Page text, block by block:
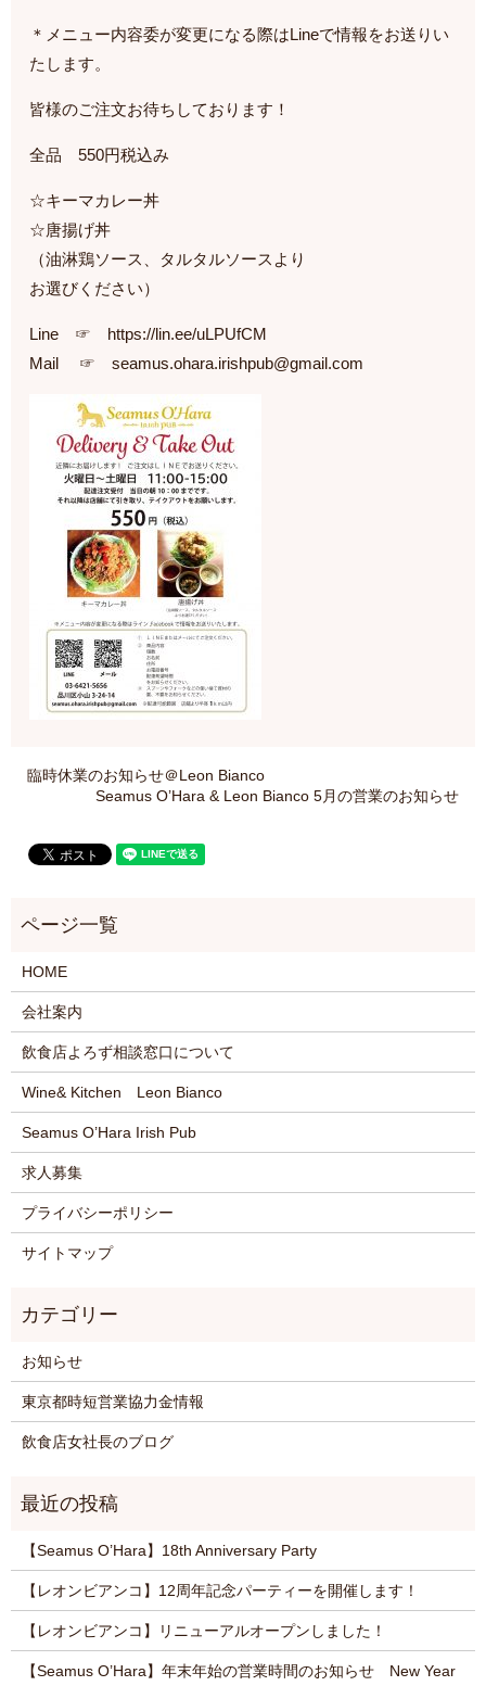
＊メニュー内容委が変更になる際はLineで情報をお送りい
たします。
皆様のご注文お待ちしております！
全品 550円税込み
☆キーマカレー丼
☆唐揚げ丼
（油淋鶏ソース、タルタルソースより
お選びください）
Line ☞ https://lin.ee/uLPUfCM
Mail ☞ seamus.ohara.irishpub@gmail.com
臨時休業のお知らせ＠Leon Bianco
Seamus O’Hara & Leon Bianco 5月の営業のお知らせ
HOME
会社案内
飲食店よろず相談窓口について
Wine& Kitchen Leon Bianco
Seamus O’Hara Irish Pub
求人募集
プライバシーポリシー
サイトマップ
お知らせ
東京都時短営業協力金情報
飲食店女社長のブログ
【Seamus O’Hara】18th Anniversary Party
【レオンビアンコ】12周年記念パーティーを開催します！
【レオンビアンコ】リニューアルオープンしました！
【Seamus O’Hara】年末年始の営業時間のお知らせ New Year